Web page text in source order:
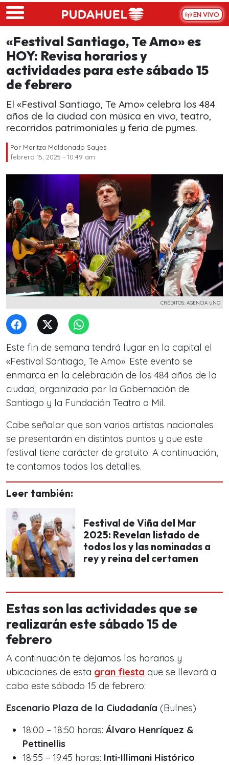
Skip to main content
EN VIVO
«Festival Santiago, Te Amo» es
HOY: Revisa horarios y
actividades para este sábado 15
de febrero
El «Festival Santiago, Te Amo» celebra los 484
años de la ciudad con música en vivo, teatro,
recorridos patrimoniales y feria de pymes.
Por Maritza Maldonado Sayes
febrero 15, 2025 - 10:49 am
CRÉDITOS: AGENCIA UNO
Este fin de semana tendrá lugar en la capital el
«Festival Santiago, Te Amo». Este evento se
enmarca en la celebración de los 484 años de la
ciudad, organizada por la Gobernación de
Santiago y la Fundación Teatro a Mil.
Cabe señalar que son varios artistas nacionales
se presentarán en distintos puntos y que este
festival tiene carácter de gratuito. A continuación,
te contamos todos los detalles.
Leer también:
Festival de Viña del Mar
2025: Revelan listado de
todos los y las nominadas a
rey y reina del certamen
Estas son las actividades que se
realizarán este sábado 15 de
febrero
A continuación te dejamos los horarios y
ubicaciones de esta gran fiesta que se llevará a
cabo este sábado 15 de febrero:
Escenario Plaza de la Ciudadanía (Bulnes)
18:00 – 18:50 horas: Álvaro Henríquez &
Pettinellis
18:55 – 19:45 horas: Inti-Illimani Histórico